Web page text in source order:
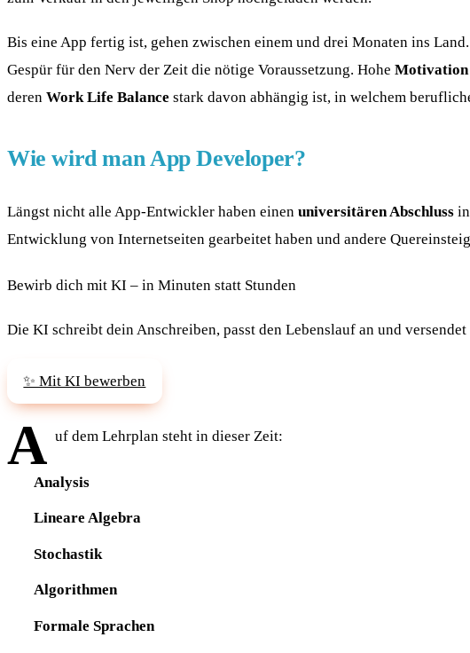
Bis eine App fertig ist, gehen zwischen einem und drei Monaten ins
Gespür für den Nerv der Zeit die nötige Voraussetzung. Hohe Motivation
deren Work Life Balance stark davon abhängig ist, in welchem
Wie wird man App Developer?
Längst nicht alle App-Entwickler haben einen universitären Abschluss
Entwicklung von Internetseiten gearbeitet haben und andere
Bewirb dich mit KI – in Minuten statt Stunden
Die KI schreibt dein Anschreiben, passt den Lebenslauf an und
✨ Mit KI bewerben
A uf dem Lehrplan steht in dieser Zeit:
Analysis
Lineare Algebra
Stochastik
Algorithmen
Formale Sprachen